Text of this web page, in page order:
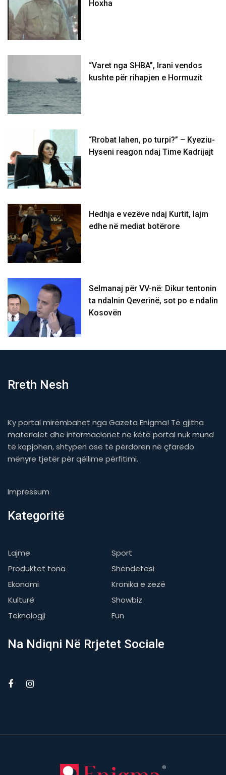
Hoxha
“Varet nga SHBA”, Irani vendos
kushte për rihapjen e Hormuzit
“Rrobat lahen, po turpi?” – Kyeziu-
Hyseni reagon ndaj Time Kadrijajt
Hedhja e vezëve ndaj Kurtit, lajm
edhe në mediat botërore
Selmanaj për VV-në: Dikur tentonin
ta ndalnin Qeverinë, sot po e ndalin
Kosovën
Rreth Nesh
Ky portal mirëmbahet nga Gazeta Enigma! Të gjitha
materialet dhe informacionet në këtë portal nuk mund
të kopjohen, shtypen ose të përdoren në çfarëdo
mënyre tjetër për qëllime përfitimi.
Impressum
Kategoritë
Lajme
Sport
Produktet tona
Shëndetësi
Ekonomi
Kronika e zezë
Kulturë
Showbiz
Teknologji
Fun
Na Ndiqni Në Rrjetet Sociale